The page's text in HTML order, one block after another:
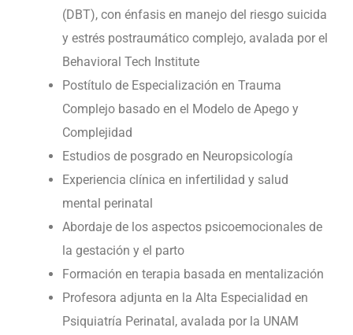
(DBT), con énfasis en manejo del riesgo suicida
y estrés postraumático complejo, avalada por el
Behavioral Tech Institute
Postítulo de Especialización en Trauma
Complejo basado en el Modelo de Apego y
Complejidad
Estudios de posgrado en Neuropsicología
Experiencia clínica en infertilidad y salud
mental perinatal
Abordaje de los aspectos psicoemocionales de
la gestación y el parto
Formación en terapia basada en mentalización
Profesora adjunta en la Alta Especialidad en
Psiquiatría Perinatal, avalada por la UNAM